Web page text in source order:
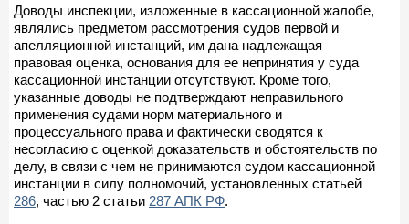
Доводы инспекции, изложенные в кассационной жалобе,
являлись предметом рассмотрения судов первой и
апелляционной инстанций, им дана надлежащая
правовая оценка, основания для ее непринятия у суда
кассационной инстанции отсутствуют. Кроме того,
указанные доводы не подтверждают неправильного
применения судами норм материального и
процессуального права и фактически сводятся к
несогласию с оценкой доказательств и обстоятельств по
делу, в связи с чем не принимаются судом кассационной
инстанции в силу полномочий, установленных статьей
286, частью 2 статьи 287 АПК РФ.